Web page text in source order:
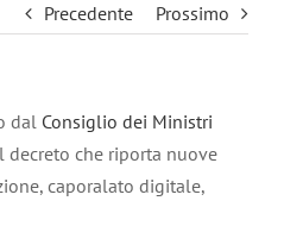
Precedente Prossimo
dal Consiglio dei Ministri
decreto che riporta nuove
caporalato digitale,